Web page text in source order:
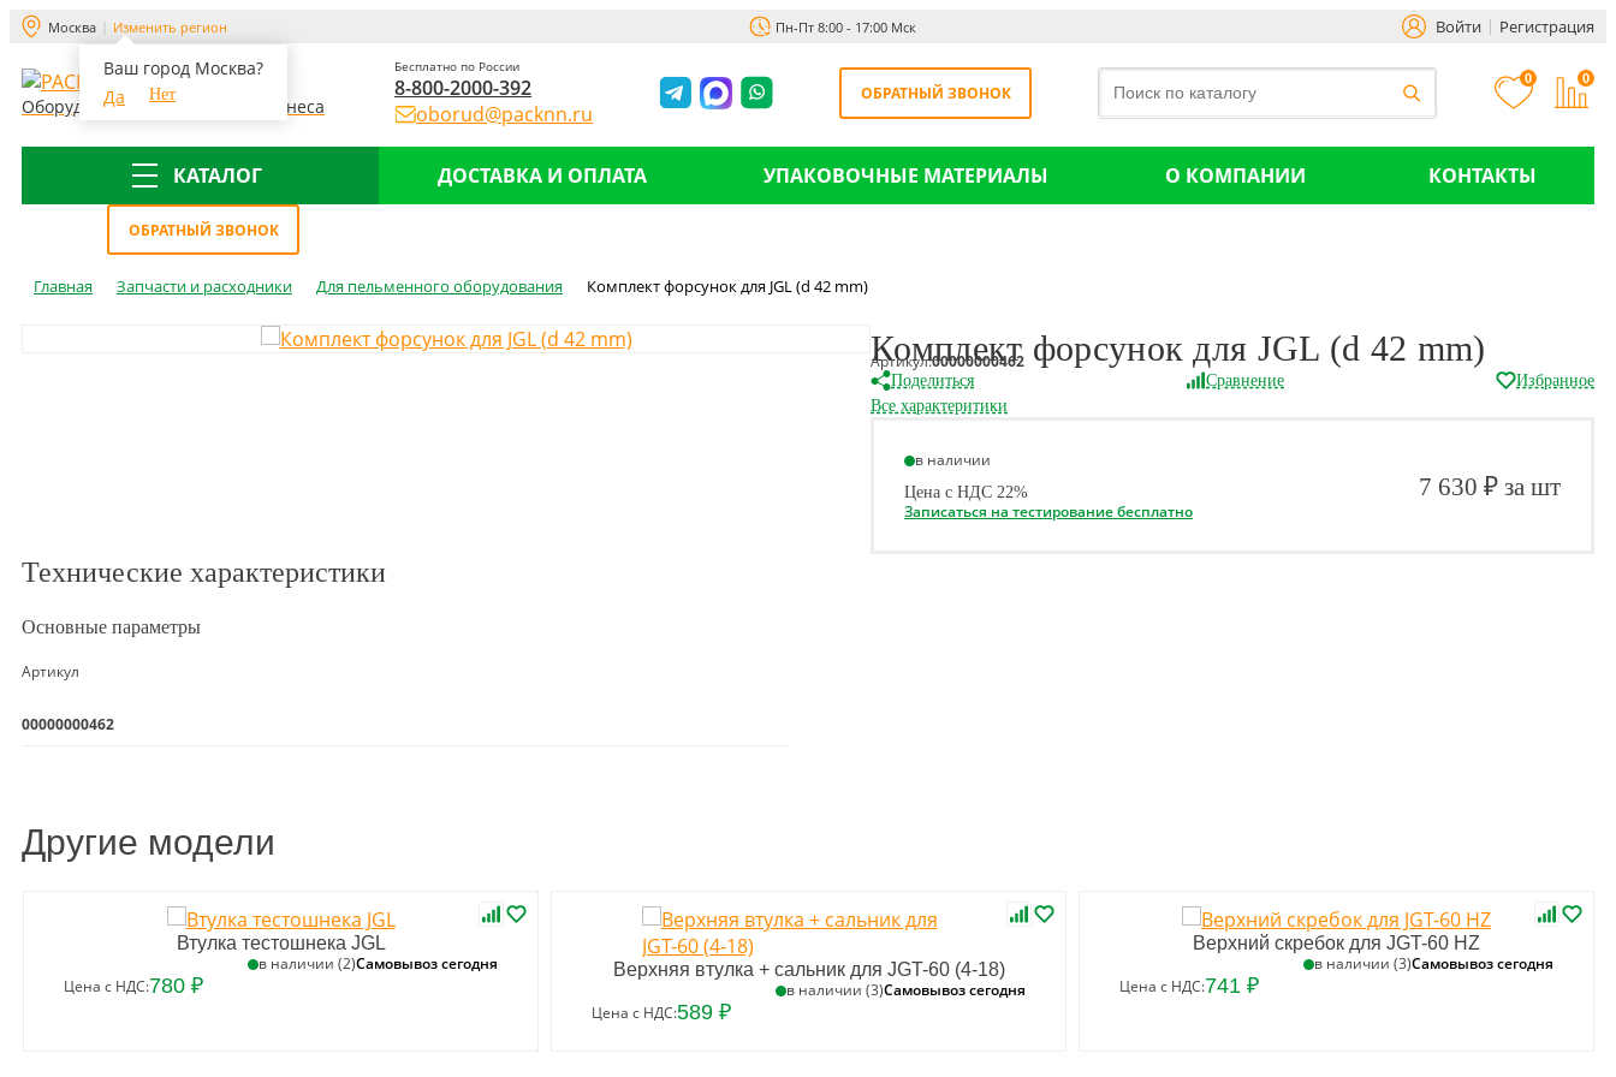
Москва Изменить регион
Ваш город Москва?
Да
Нет
Пн-Пт 8:00 - 17:00 Мск Войти Регистрация
Оборудование для склада и бизнеса
Бесплатно по России
8-800-2000-392
oborud@packnn.ru
ОБРАТНЫЙ ЗВОНОК
0 0
КАТАЛОГ ДОСТАВКА И ОПЛАТА УПАКОВОЧНЫЕ МАТЕРИАЛЫ О КОМПАНИИ КОНТАКТЫ
ОБРАТНЫЙ ЗВОНОК
Главная Запчасти и расходники Для пельменного оборудования Комплект форсунок для JGL (d 42 mm)
Комплект форсунок для JGL (d 42 mm)
Артикул:00000000462
Поделиться Сравнение
Избранное
Все характеритики
в наличии
Цена с НДС 22% 7 630 ₽ за шт
Записаться на тестирование бесплатно
Технические характеристики
Основные параметры
Артикул
00000000462
Другие модели
Втулка тестошнека JGL
в наличии (2)Самовывоз сегодня
Цена с НДС:780 ₽
Верхняя втулка + сальник для JGT-60 (4-18)
в наличии (3)Самовывоз сегодня
Цена с НДС:589 ₽
Верхний скребок для JGT-60 HZ
в наличии (3)Самовывоз сегодня
Цена с НДС:741 ₽